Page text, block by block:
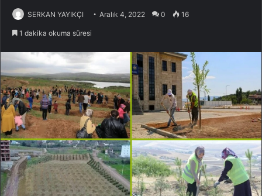
SERKAN YAYIKÇI Aralık 4, 2022 0 16
1 dakika okuma süresi